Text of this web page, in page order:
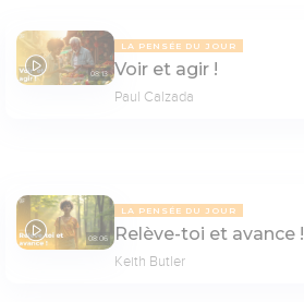
08:13
LA PENSÉE DU JOUR
Voir et agir !
Paul Calzada
08:06
LA PENSÉE DU JOUR
Relève-toi et avance !
Keith Butler